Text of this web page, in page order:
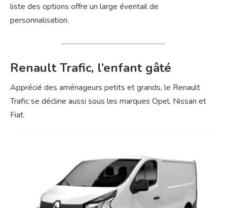
liste des options offre un large éventail de
personnalisation.
Renault Trafic, l’enfant gâté
Apprécié des aménageurs petits et grands, le Renault
Trafic se décline aussi sous les marques Opel, Nissan et
Fiat.